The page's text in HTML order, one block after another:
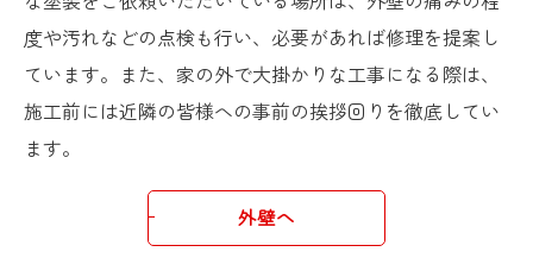
度や汚れなどの点検も行い、必要があれば修理を提案し
ています。また、家の外で大掛かりな工事になる際は、
施工前には近隣の皆様への事前の挨拶回りを徹底してい
ます。
外壁へ